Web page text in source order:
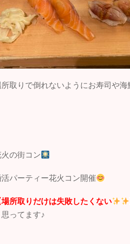
所取りで倒れないようにお寿司や海
火の街コン
活パーティー花火コン開催
場所取りだけは失敗したくない
思ってます♪